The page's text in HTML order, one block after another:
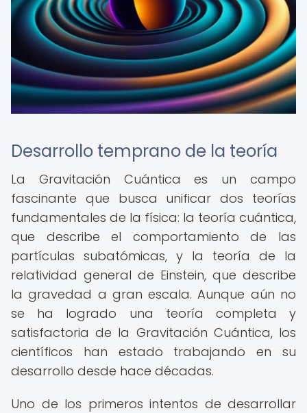
Desarrollo temprano de la teoría
La Gravitación Cuántica es un campo
fascinante que busca unificar dos teorías
fundamentales de la física: la teoría cuántica,
que describe el comportamiento de las
partículas subatómicas, y la teoría de la
relatividad general de Einstein, que describe
la gravedad a gran escala. Aunque aún no
se ha logrado una teoría completa y
satisfactoria de la Gravitación Cuántica, los
científicos han estado trabajando en su
desarrollo desde hace décadas.
Uno de los primeros intentos de desarrollar